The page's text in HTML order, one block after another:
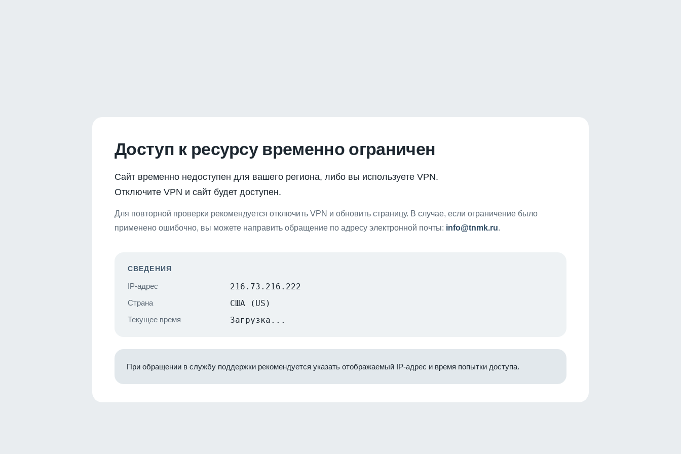
Доступ к ресурсу временно ограничен
Сайт временно недоступен для вашего региона, либо вы используете VPN.
Отключите VPN и сайт будет доступен.
Для повторной проверки рекомендуется отключить VPN и обновить страницу. В случае, если ограничение было
применено ошибочно, вы можете направить обращение по адресу электронной почты: info@tnmk.ru.
СВЕДЕНИЯ
IP-адрес 216.73.216.222
Страна США (US)
Текущее время Загрузка...
При обращении в службу поддержки рекомендуется указать отображаемый IP-адрес и время попытки доступа.